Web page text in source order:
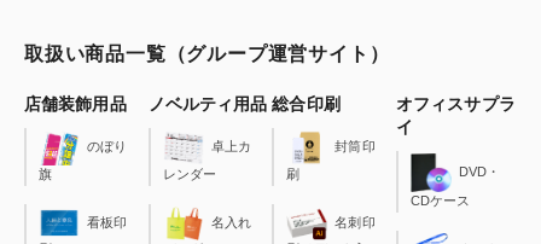
取扱い商品一覧（グループ運営サイト）
店舗装飾用品
のぼり
旗
看板印
ノベルティ用品
卓上カ
レンダー
名入れ
総合印刷
封筒印
刷
名刺印
オフィスサプラ
イ
DVD・
CDケース